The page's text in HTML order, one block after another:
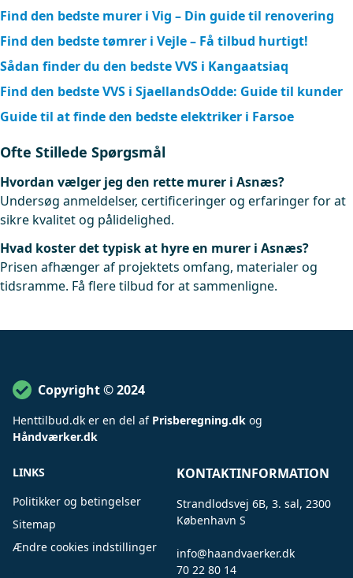
Find den bedste murer i Vig – Din guide til renovering
Find den bedste tømrer i Vejle – Få tilbud hurtigt!
Sådan finder du den bedste VVS i Kangaatsiaq
Find den bedste VVS i SjaellandsOdde: Guide til kunder
Guide til at finde den bedste elektriker i Farsoe
Ofte Stillede Spørgsmål
Hvordan vælger jeg den rette murer i Asnæs?
Undersøg anmeldelser, certificeringer og erfaringer for at
sikre kvalitet og pålidelighed.
Hvad koster det typisk at hyre en murer i Asnæs?
Prisen afhænger af projektets omfang, materialer og
tidsramme. Få flere tilbud for at sammenligne.
Copyright © 2024
Henttilbud.dk er en del af Prisberegning.dk og
Håndværker.dk
LINKS
Politikker og betingelser
Sitemap
Ændre cookies indstillinger
KONTAKTINFORMATION
Strandlodsvej 6B, 3. sal, 2300
København S
info@haandvaerker.dk
70 22 80 14